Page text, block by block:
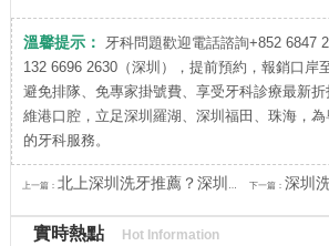
溫馨提示：
牙科問題歡迎電話諮詢+852 6847
132 6696 2630（深圳），提前預約，報銷口岸
避免排隊、免專家掛號費、享受牙科診療最新折
維港口腔，立足深圳羅湖、深圳福田、珠海，
的牙科服務。
上一篇： 北上深圳洗牙推薦？深圳口岸洗牙邊間好？ 下一篇： 深圳洗
實時熱點 Hot Information